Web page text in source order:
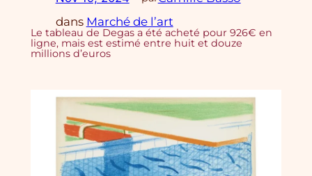
dans Marché de l’art
Le tableau de Degas a été acheté pour 926€ en
ligne, mais est estimé entre huit et douze
millions d’euros